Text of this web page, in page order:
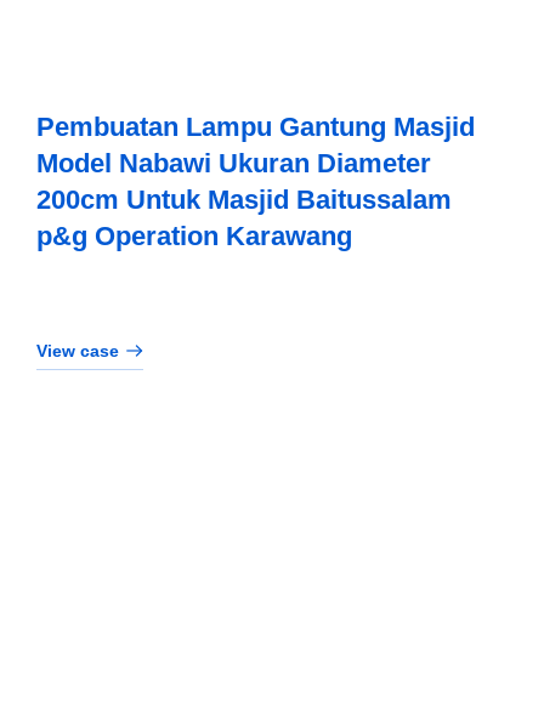
Pembuatan Lampu Gantung Masjid
Model Nabawi Ukuran Diameter
200cm Untuk Masjid Baitussalam
p&g Operation Karawang
View case